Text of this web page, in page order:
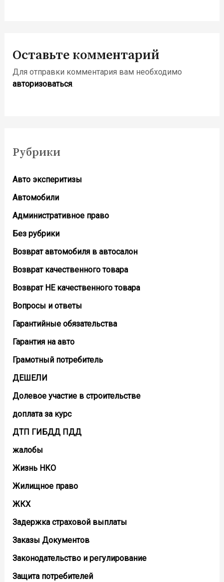
Оставьте комментарий
Для отправки комментария вам необходимо
авторизоваться.
Рубрики
Авто эксперитизы
Автомобили
Административное право
Без рубрики
Возврат автомобиля в автосалон
Возврат кaчественного товара
Возврат НЕ качественного товара
Вопросы и ответы
Гарантийные обязательства
Гарантия на авто
Грамотный потребитель
ДЕШЕЛИ
Долевое участие в строительстве
доплата за курс
ДТП ГИБДД ПДД
жалобы
Жизнь НКО
Жилищное право
ЖКХ
Задержка страховой выплаты
Заказы Документов
Законодательство и регулирование
Защита потребителей